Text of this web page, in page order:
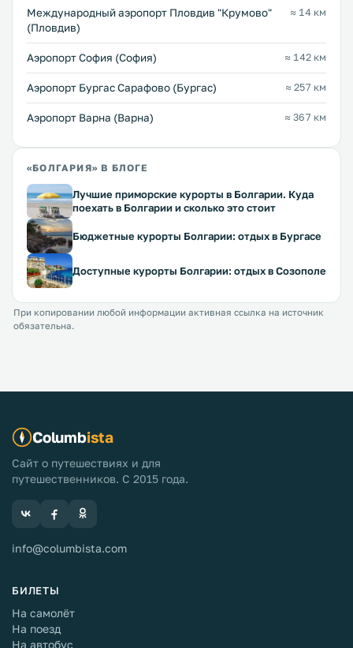
Международный аэропорт Пловдив "Крумово"
(Пловдив)
≈ 14 км
Аэропорт София (София) ≈ 142 км
Аэропорт Бургас Сарафово (Бургас) ≈ 257 км
Аэропорт Варна (Варна) ≈ 367 км
«БОЛГАРИЯ» В БЛОГЕ
Лучшие приморские курорты в Болгарии. Куда
поехать в Болгарии и сколько это стоит
Бюджетные курорты Болгарии: отдых в Бургасе
Доступные курорты Болгарии: отдых в Созополе
При копировании любой информации активная ссылка на источник
обязательна.
Columbista
Сайт о путешествиях и для
путешественников. С 2015 года.
info@columbista.com
БИЛЕТЫ
На самолёт
На поезд
На автобус